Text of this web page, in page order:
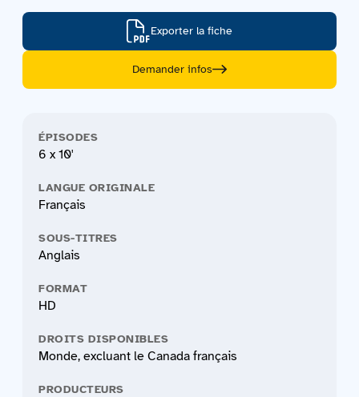
Exporter la fiche
Demander infos
ÉPISODES
6 x 10'
LANGUE ORIGINALE
Français
SOUS-TITRES
Anglais
FORMAT
HD
DROITS DISPONIBLES
Monde, excluant le Canada français
PRODUCTEURS